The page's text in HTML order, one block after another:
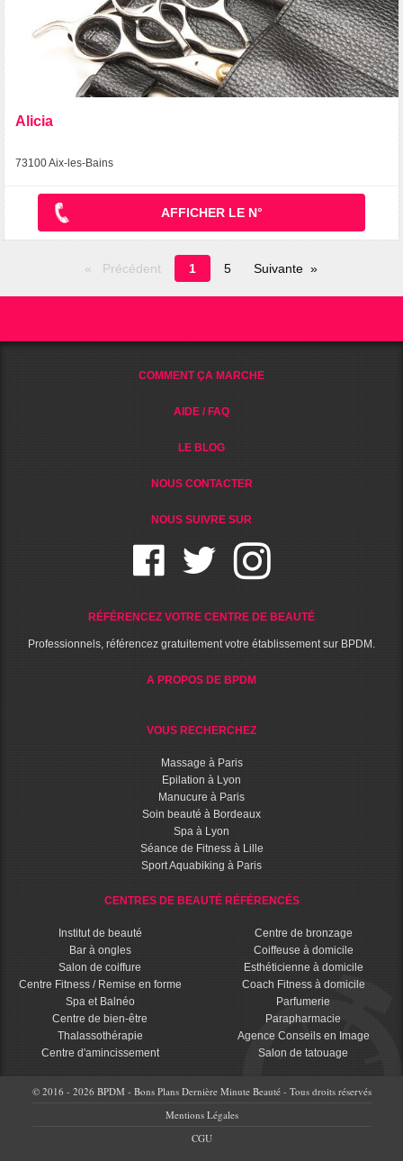
Alicia
73100 Aix-les-Bains
AFFICHER LE N°
Précédent
Page
en
1 5 Suivante
COMMENT ÇA MARCHE
AIDE / FAQ
LE BLOG
NOUS CONTACTER
NOUS SUIVRE SUR
RÉFÉRENCEZ VOTRE CENTRE DE BEAUTÉ
Professionnels, référencez gratuitement votre établissement sur BPDM.
A PROPOS DE BPDM
VOUS RECHERCHEZ
Massage à Paris
Epilation à Lyon
Manucure à Paris
Soin beauté à Bordeaux
Spa à Lyon
Séance de Fitness à Lille
Sport Aquabiking à Paris
CENTRES DE BEAUTÉ RÉFÉRENCÉS
Institut de beauté
Bar à ongles
Salon de coiffure
Centre Fitness / Remise en forme
Spa et Balnéo
Centre de bien-être
Thalassothérapie
Centre d'amincissement
Centre de bronzage
Coiffeuse à domicile
Esthéticienne à domicile
Coach Fitness à domicile
Parfumerie
Parapharmacie
Agence Conseils en Image
Salon de tatouage
© 2016 - 2026 BPDM - Bons Plans Dernière Minute Beauté - Tous droits réservés
Mentions Légales
CGU